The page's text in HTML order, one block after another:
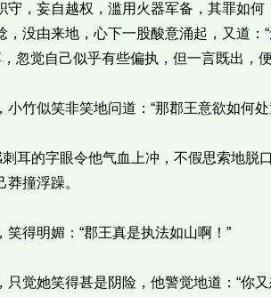
守，妄自越权，滥用火器军备，其罪如
，没由来地，心下一股酸意涌起，又道
忽觉自己似乎有些偏执，但一言既出，
似笑非笑地问道：“那郡王意欲如何处
的字眼令他气血上冲，不假思索地脱
莽撞浮躁。
得明媚：“郡王真是执法如山啊！”
她笑得甚是阴险，他警觉地道：“你又